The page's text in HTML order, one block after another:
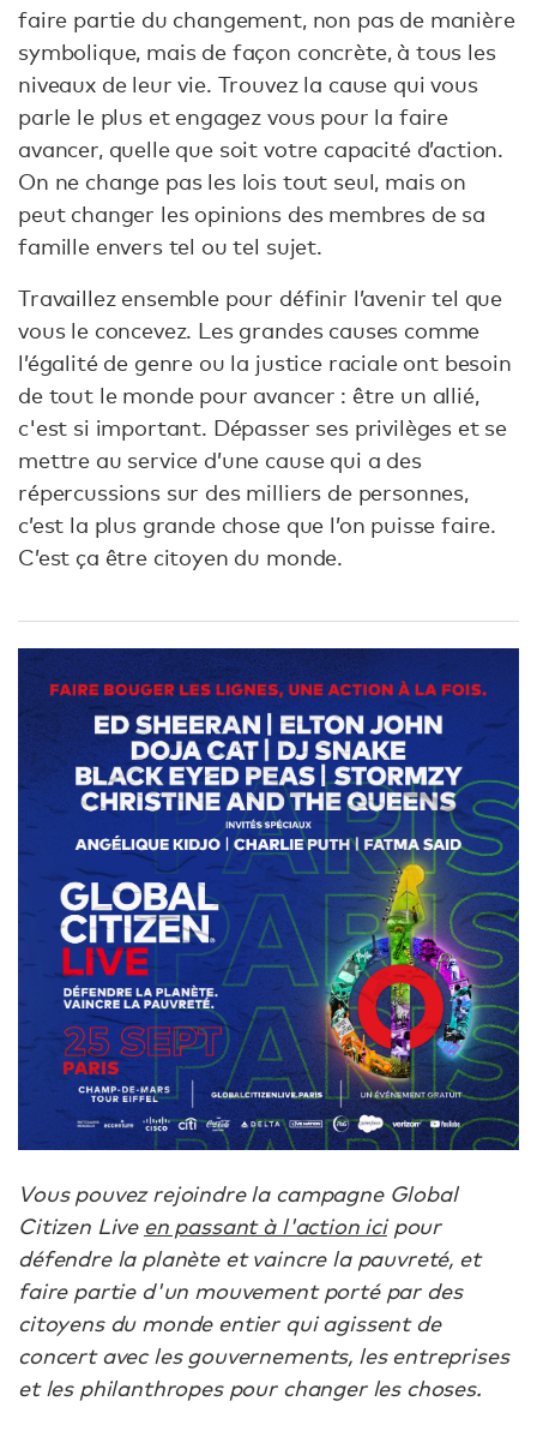
faire partie du changement, non pas de manière
symbolique, mais de façon concrète, à tous les
niveaux de leur vie. Trouvez la cause qui vous
parle le plus et engagez vous pour la faire
avancer, quelle que soit votre capacité d’action.
On ne change pas les lois tout seul, mais on
peut changer les opinions des membres de sa
famille envers tel ou tel sujet.
Travaillez ensemble pour définir l’avenir tel que
vous le concevez. Les grandes causes comme
l’égalité de genre ou la justice raciale ont besoin
de tout le monde pour avancer : être un allié,
c'est si important. Dépasser ses privilèges et se
mettre au service d’une cause qui a des
répercussions sur des milliers de personnes,
c’est la plus grande chose que l’on puisse faire.
C’est ça être citoyen du monde.
Vous pouvez rejoindre la campagne Global
Citizen Live en passant à l'action icipour
défendre la planète et vaincre la pauvreté, et
faire partie d'un mouvement porté par des
citoyens du monde entier qui agissent de
concert avec les gouvernements, les entreprises
et les philanthropes pour changer les choses.